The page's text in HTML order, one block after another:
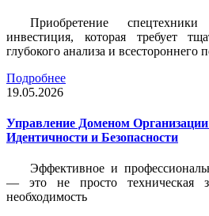
Приобретение
инвестиция, которая требует
глубокого анализа и всестороннего
Подробнее
19.05.2026
Управление Доменом
Идентичности и Безопасности
Эффективное и
— это не просто техническая
необходимость